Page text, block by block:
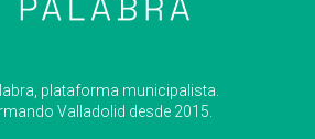
plataforma municipalista.
Valladolid desde 2015.